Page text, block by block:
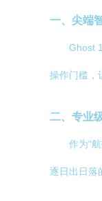
一、尖端
Ghost
操作门槛，
二、专业
作为“
逐日出日落